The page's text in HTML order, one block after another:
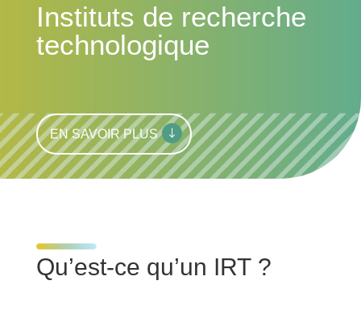
Instituts de recherche
technologique
EN SAVOIR PLUS
Qu’est-ce qu’un IRT ?